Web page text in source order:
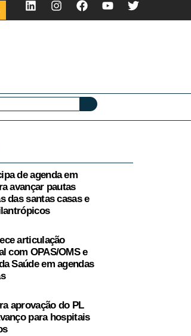
de agenda em
avançar pautas
das santas casas e
articulação
com OPAS/OMS e
Saúde em agendas
aprovação do PL
para hospitais